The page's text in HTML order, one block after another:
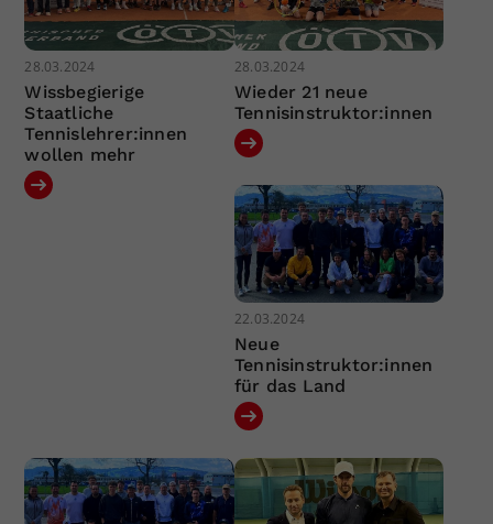
28.03.2024
Wissbegierige
Staatliche
Tennislehrer:innen
wollen mehr
28.03.2024
Wieder 21 neue
Tennisinstruktor:innen
22.03.2024
Neue
Tennisinstruktor:innen
für das Land